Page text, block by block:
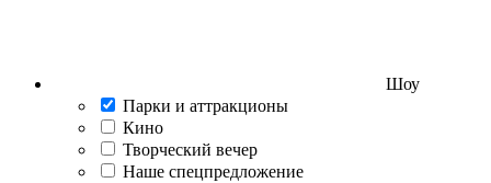
Шоу
Парки и аттракционы
Кино
Творческий вечер
Наше спецпредложение